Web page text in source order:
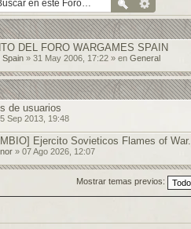
DEL FORO WARGAMES SPAIN
Spain » 31 May 2006, 17:22 » en General
de usuarios
Sep 2013, 19:48
Ejercito Sovieticos Flames of War.
» 07 Ago 2026, 12:07
Mostrar temas previos: